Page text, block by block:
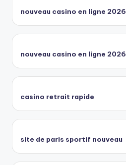
nouveau casino en ligne 2026
nouveau casino en ligne 2026
casino retrait rapide
site de paris sportif nouveau